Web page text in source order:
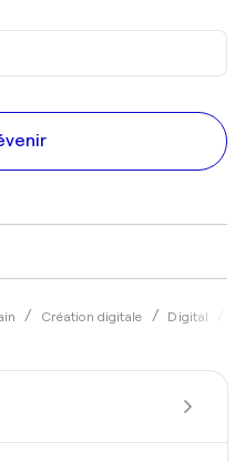
Création digitale Digital